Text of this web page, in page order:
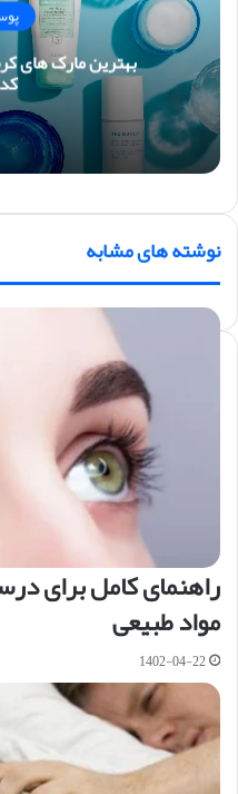
بهترین مارک های
نوشته های مشابه
راهنمای کامل برای
مواد طبیعی
1402-04-22